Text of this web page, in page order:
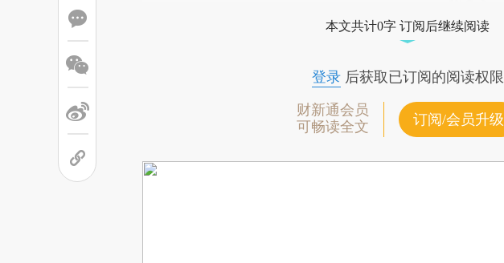
本文共计0字 订阅后继续阅读
登录后获取已订阅的阅读权限
财新通会员
可畅读全文
订阅/会员升级